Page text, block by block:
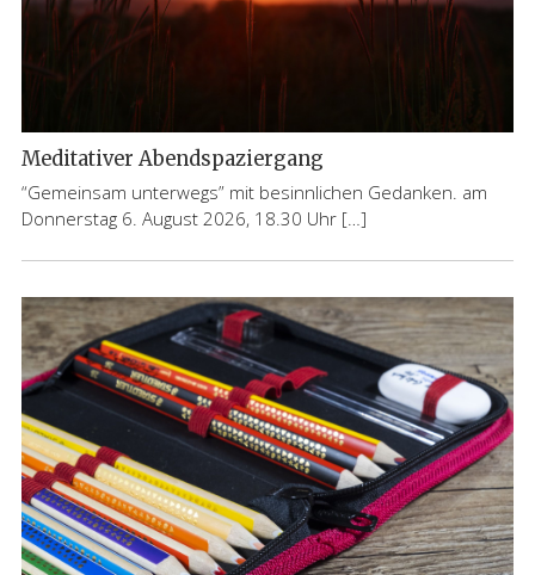
Meditativer Abendspaziergang
“Gemeinsam unterwegs” mit besinnlichen Gedanken. am
Donnerstag 6. August 2026, 18.30 Uhr […]